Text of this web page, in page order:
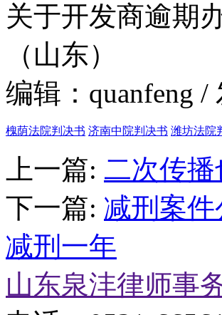
关于开发商逾期
（山东）
编辑：quanfeng /
槐荫法院判决书 济南中院判决书 潍坊法院
上一篇: 二次传播
下一篇: 减刑案
减刑一年
山东泉沣律师事